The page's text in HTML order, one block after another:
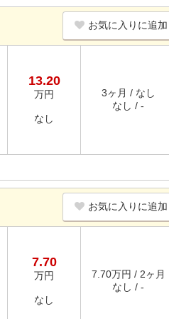
お気に入りに追加
13.20
万円
なし
3ヶ月 / なし
なし / -
お気に入りに追加
7.70
万円
なし
7.70万円 / 2ヶ月
なし / -